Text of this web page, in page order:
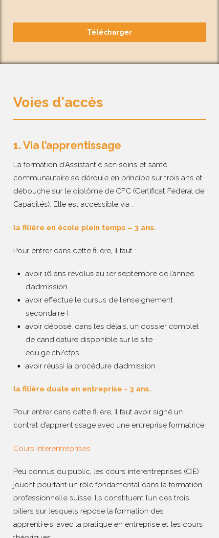
Télécharger
Voies d'accès
1. Via l’apprentissage
La formation d’Assistant·e sen soins et santé
communautaire se déroule en principe sur trois ans et
débouche sur le diplôme de CFC (Certificat Fédéral de
Capacités). Elle est accessible via :
la filière en école plein temps – 3 ans.
Pour entrer dans cette filière, il faut :
avoir 16 ans révolus au 1er septembre de l’année
d’admission
avoir effectué le cursus de l’enseignement
secondaire I
avoir déposé, dans les délais, un dossier complet
de candidature disponible sur le site
edu.ge.ch/cfps
avoir réussi la procédure d’admission
la filière duale en entreprise - 3 ans.
Pour entrer dans cette filière, il faut avoir signé un
contrat d’apprentissage avec une entreprise formatrice
Cours interentreprises
Peu connus du public, les cours interentreprises (CIE)
jouent pourtant un rôle fondamental dans la formation
professionnelle suisse. Ils constituent l’un des trois
piliers sur lesquels repose la formation des
apprenti·e·s, avec la pratique en entreprise et les cours